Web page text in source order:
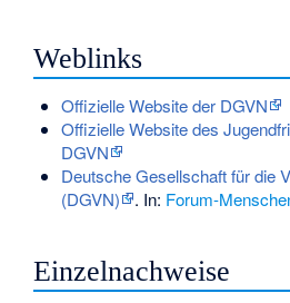
Weblinks
Offizielle Website der DGVN
Offizielle Website des
DGVN
Deutsche Gesellschaft für die
(DGVN)
. In: Forum-
Einzelnachweise